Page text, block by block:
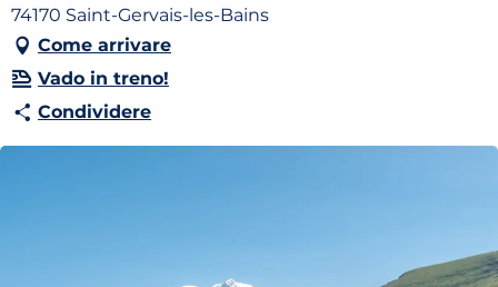
74170 Saint-Gervais-les-Bains
Come arrivare
Vado in treno!
Condividere